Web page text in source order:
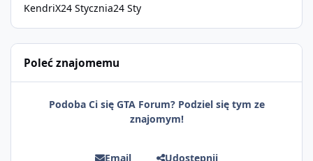
KendriX24 Stycznia24 Sty
Poleć znajomemu
Podoba Ci się GTA Forum? Podziel się tym ze
znajomym!
Email Udostępnij